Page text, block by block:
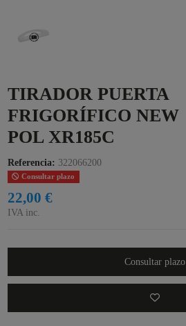
TIRADOR PUERTA
FRIGORÍFICO NEW
POL XR185C
Referencia: 322066200
Consultar plazo
22,00 €
IVA inc.
Consultar plazo